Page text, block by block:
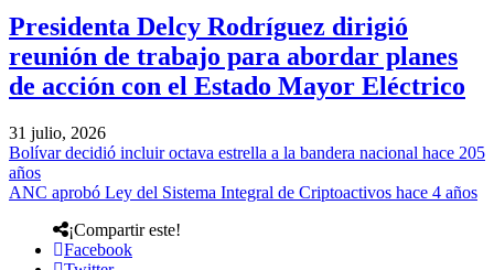
Presidenta Delcy Rodríguez dirigió
reunión de trabajo para abordar planes
de acción con el Estado Mayor Eléctrico
31 julio, 2026
Bolívar decidió incluir octava estrella a la bandera nacional hace 205
años
ANC aprobó Ley del Sistema Integral de Criptoactivos hace 4 años
¡Compartir este!
Facebook